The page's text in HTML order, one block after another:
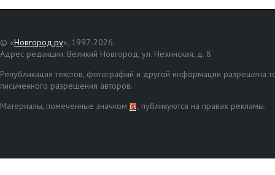
© «Новгород.ру», 1997-2026.
Адрес редакции: Великий Новгород, ул. Нехинская, д. 8
Републикация текстов, фотографий и другой информации разрешена
письменного разрешения авторов.
Материалы, помеченные значком
, публикуются на правах рекламы.